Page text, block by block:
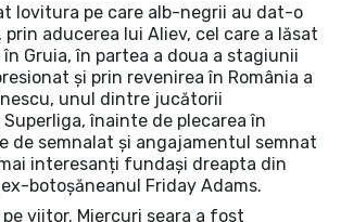
lovitura pe care alb-negrii au dat-o
prin aducerea lui Aliev, cel care a lăsat
în Gruia, în partea a doua a stagiunii
și prin revenirea în România a
unul dintre jucătorii
înainte de plecarea în
de semnalat și angajamentul semnat
interesanți fundași dreapta din
botoșăneanul Friday Adams.
pe viitor. Miercuri seara a fost